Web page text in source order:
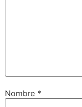
Nombre *